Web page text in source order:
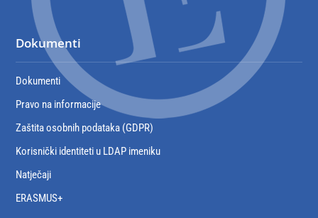
Dokumenti
Dokumenti
Pravo na informacije
Zaštita osobnih podataka (GDPR)
Korisnički identiteti u LDAP imeniku
Natječaji
ERASMUS+